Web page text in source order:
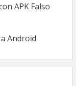
APK Falso
Android